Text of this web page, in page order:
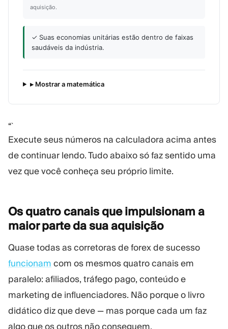
aquisição.
✓ Suas economias unitárias estão dentro de faixas
saudáveis da indústria.
▸ Mostrar a matemática
“`
Execute seus números na calculadora acima antes
de continuar lendo. Tudo abaixo só faz sentido uma
vez que você conheça seu próprio limite.
Os quatro canais que impulsionam a
maior parte da suaaquisição
Quase todas as corretoras de forex de sucesso
funcionam com os mesmos quatro canais em
paralelo: afiliados, tráfego pago, conteúdo e
marketing de influenciadores. Não porque o livro
didático diz que deve — mas porque cada um faz
algo que os outros não conseguem.